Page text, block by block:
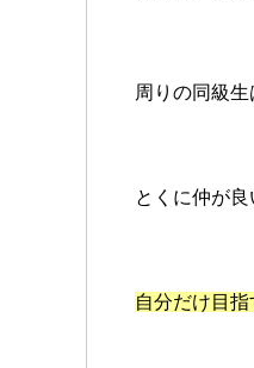
周りの同級
とくに仲が
自分だけ目